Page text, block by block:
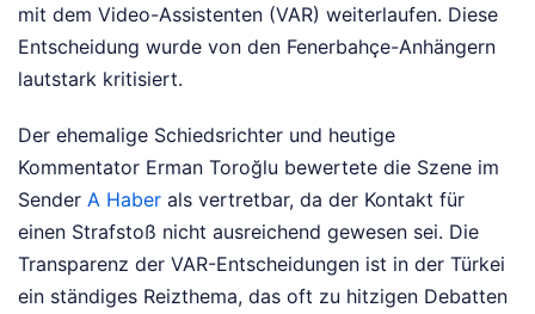
mit dem Video-Assistenten (VAR) weiterlaufen. Diese
Entscheidung wurde von den Fenerbahçe-Anhängern
lautstark kritisiert.
Der ehemalige Schiedsrichter und heutige
Kommentator Erman Toroğlu bewertete die Szene im
Sender A Haber als vertretbar, da der Kontakt für
einen Strafstoß nicht ausreichend gewesen sei. Die
Transparenz der VAR-Entscheidungen ist in der Türkei
ein ständiges Reizthema, das oft zu hitzigen Debatten